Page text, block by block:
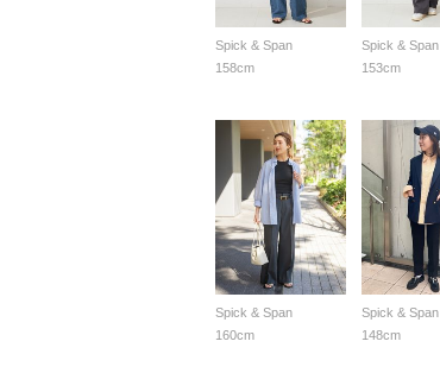
Spick & Span
158cm
Spick & Span
153cm
Spick & Span
160cm
Spick & Span
148cm